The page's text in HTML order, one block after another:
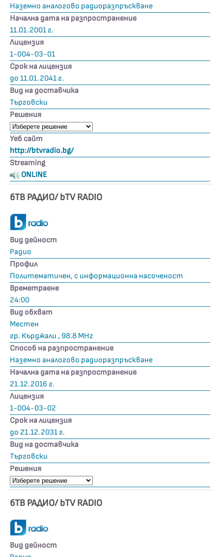
Наземно аналогово радиоразпръскване
Начална дата на разпространение
11.01.2001 г.
Лицензия
1-004-03-01
Срок на лицензия
до 11.01.2041 г.
Вид на доставчика
Търговски
Решения
Уеб сайт
http://btvradio.bg/
Streaming
ONLINE
бТВ РАДИО/ bTV RADIO
Вид дейност
Радио
Профил
Политематичен, с информационна насоченост
Времетраене
24:00
Вид обхват
Местен
гр. Кърджали , 98.8 MHz
Способ на разпространение
Наземно аналогово радиоразпръскване
Начална дата на разпространение
21.12.2016 г.
Лицензия
1-004-03-02
Срок на лицензия
до 21.12.2031 г.
Вид на доставчика
Търговски
Решения
бТВ РАДИО/ bTV RADIO
Вид дейност